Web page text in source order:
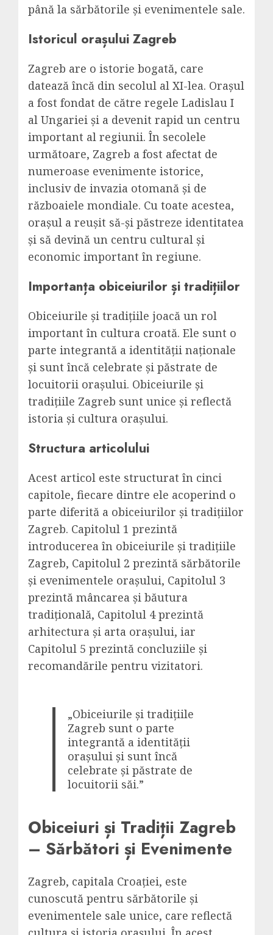
până la sărbătorile și evenimentele sale.
Istoricul orașului Zagreb
Zagreb are o istorie bogată, care
datează încă din secolul al XI-lea. Orașul
a fost fondat de către regele Ladislau I
al Ungariei și a devenit rapid un centru
important al regiunii. În secolele
următoare, Zagreb a fost afectat de
numeroase evenimente istorice,
inclusiv de invazia otomană și de
războaiele mondiale. Cu toate acestea,
orașul a reușit să-și păstreze identitatea
și să devină un centru cultural și
economic important în regiune.
Importanța obiceiurilor și tradițiilor
Obiceiurile și tradițiile joacă un rol
important în cultura croată. Ele sunt o
parte integrantă a identității naționale
și sunt încă celebrate și păstrate de
locuitorii orașului. Obiceiurile și
tradițiile Zagreb sunt unice și reflectă
istoria și cultura orașului.
Structura articolului
Acest articol este structurat în cinci
capitole, fiecare dintre ele acoperind o
parte diferită a obiceiurilor și tradițiilor
Zagreb. Capitolul 1 prezintă
introducerea în obiceiurile și tradițiile
Zagreb, Capitolul 2 prezintă sărbătorile
și evenimentele orașului, Capitolul 3
prezintă mâncarea și băutura
tradițională, Capitolul 4 prezintă
arhitectura și arta orașului, iar
Capitolul 5 prezintă concluziile și
recomandările pentru vizitatori.
„Obiceiurile și tradițiile
Zagreb sunt o parte
integrantă a identității
orașului și sunt încă
celebrate și păstrate de
locuitorii săi.”
Obiceiuri și Tradiții Zagreb
– Sărbători și Evenimente
Zagreb, capitala Croației, este
cunoscută pentru sărbătorile și
evenimentele sale unice, care reflectă